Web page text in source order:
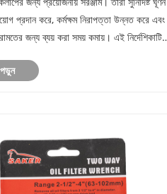
প্রদান করে, কর্মক্ষম নিরাপত্তা উন্নত করে এবং
জন্য ব্যয় করা সময় কমায়। এই নির্দেশিকাটি